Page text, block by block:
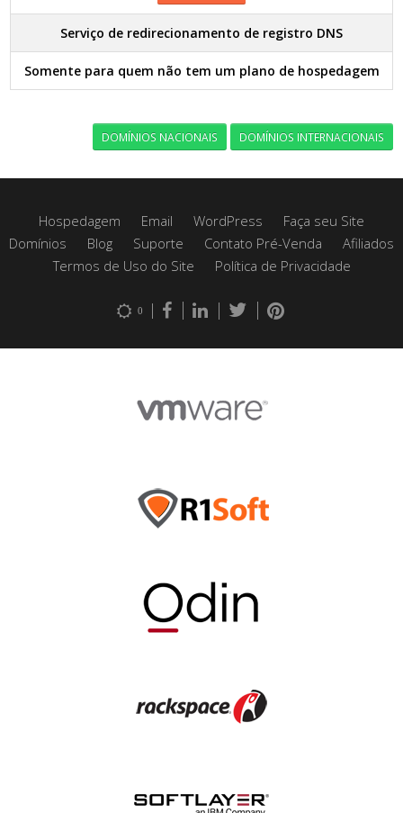
Serviço de redirecionamento de registro DNS
Somente para quem não tem um plano de hospedagem
DOMÍNIOS NACIONAIS DOMÍNIOS INTERNACIONAIS
Hospedagem Email WordPress
Faça seu Site
Domínios
Blog Suporte Contato Pré-Venda
Afiliados
Termos de Uso do Site
Política de Privacidade
0